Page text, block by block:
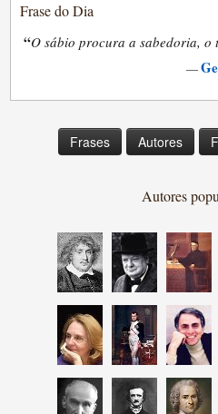
Frase do Dia
“O sábio procura a sabedoria, o
—
Frases Autores
Autores